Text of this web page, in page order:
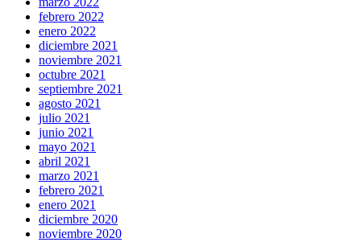
febrero 2022
enero 2022
diciembre 2021
noviembre 2021
octubre 2021
septiembre 2021
agosto 2021
julio 2021
junio 2021
mayo 2021
abril 2021
marzo 2021
febrero 2021
enero 2021
diciembre 2020
noviembre 2020